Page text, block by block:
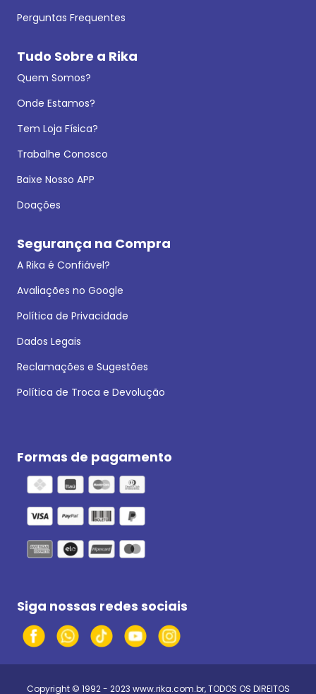
Perguntas Frequentes
Tudo Sobre a Rika
Quem Somos?
Onde Estamos?
Tem Loja Física?
Trabalhe Conosco
Baixe Nosso APP
Doações
Segurança na Compra
A Rika é Confiável?
Avaliações no Google
Política de Privacidade
Dados Legais
Reclamações e Sugestões
Política de Troca e Devolução
Formas de pagamento
Siga nossas redes sociais
Copyright © 1992 - 2023 www.rika.com.br, TODOS OS DIREITOS